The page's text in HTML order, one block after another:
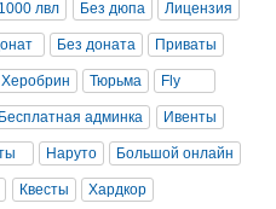
1000 лвл Без дюпа Лицензия
Без доната Приваты
Херобрин Тюрьма Fly
Бесплатная админка Ивенты
Наруто Большой онлайн
Квесты Хардкор